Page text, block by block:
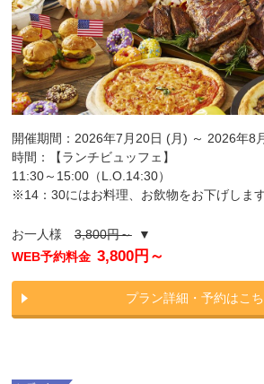
開催期間：2026年7月20日 (月) ～ 2026年8
時間：【ランチビュッフェ】
11:30～15:00（L.O.14:30）
※14：30にはお料理、お飲物をお下げします
お一人様3,800円～▼
WEB予約料金 3,800円～
プラン詳細・予約はこ